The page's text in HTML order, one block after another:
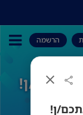
ן!
הרשמה
אתכם/ן!